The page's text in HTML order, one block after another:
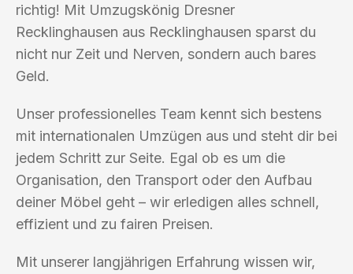
richtig! Mit Umzugskönig Dresner
Recklinghausen aus Recklinghausen sparst du
nicht nur Zeit und Nerven, sondern auch bares
Geld.
Unser professionelles Team kennt sich bestens
mit internationalen Umzügen aus und steht dir bei
jedem Schritt zur Seite. Egal ob es um die
Organisation, den Transport oder den Aufbau
deiner Möbel geht – wir erledigen alles schnell,
effizient und zu fairen Preisen.
Mit unserer langjährigen Erfahrung wissen wir,